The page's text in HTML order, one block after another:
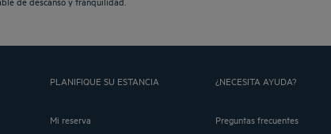
PLANIFIQUE SU ESTANCIA
Mi reserva
¿NECESITA AYUDA?
Preguntas frecuentes